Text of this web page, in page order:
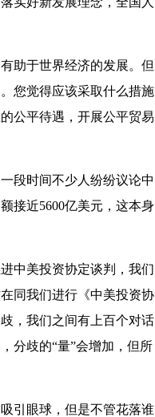
助于世界经济的发展。但
您觉得应该采取什么措施
公平待遇，开展公平贸易
段时间不少人纷纷议论中
接近5600亿美元，这本身
中美投资协定谈判，我们
同我们进行《中美投资协
，我们之间有上百个对话
分歧的“量”会增加，但所
引眼球，但是不管花落谁